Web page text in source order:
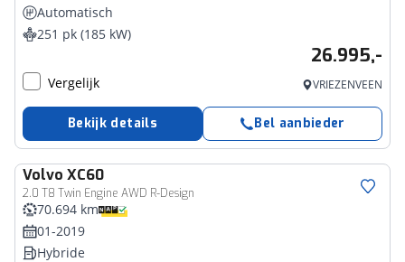
Automatisch
251 pk (185 kW)
26.995,-
Vergelijk VRIEZENVEEN
Bekijk details Bel aanbieder
Volvo XC60
2.0 T8 Twin Engine AWD R-Design
70.694 km
01-2019
Hybride